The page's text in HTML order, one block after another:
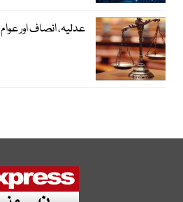
عدلیہ، انصاف اور عوام